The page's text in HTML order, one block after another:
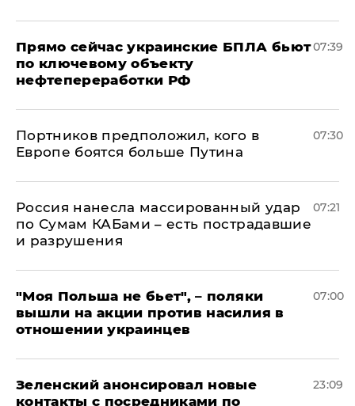
Прямо сейчас украинские БПЛА бьют
по ключевому объекту
нефтепереработки РФ
07:39
Портников предположил, кого в
Европе боятся больше Путина
07:30
Россия нанесла массированный удар
по Сумам КАБами – есть пострадавшие
и разрушения
07:21
"Моя Польша не бьет", – поляки
вышли на акции против насилия в
отношении украинцев
07:00
Зеленский анонсировал новые
контакты с посредниками по
23:09